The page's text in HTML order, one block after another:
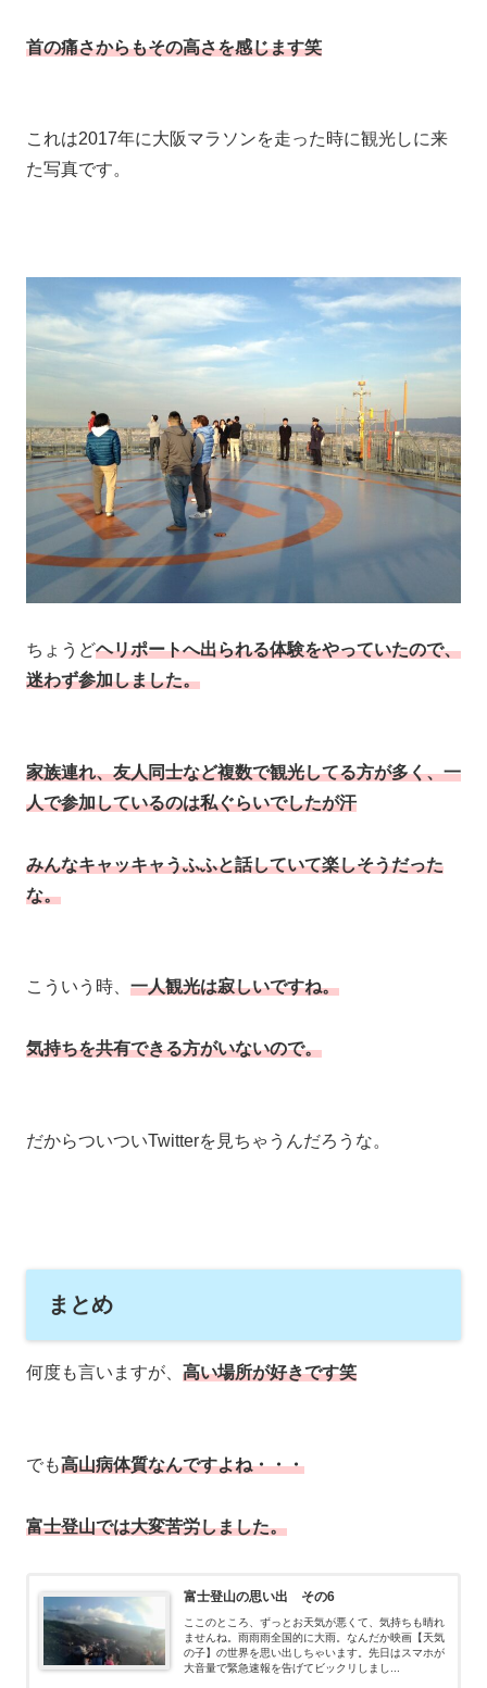
首の痛さからもその高さを感じます笑
これは2017年に大阪マラソンを走った時に観光しに来
た写真です。
ちょうどヘリポートへ出られる体験をやっていたので、
迷わず参加しました。
家族連れ、友人同士など複数で観光してる方が多く、一
人で参加しているのは私ぐらいでしたが汗
みんなキャッキャうふふと話していて楽しそうだった
な。
こういう時、 一人観光は寂しいですね。
気持ちを共有できる方がいないので。
だからついついTwitterを見ちゃうんだろうな。
まとめ
何度も言いますが、 高い場所が好きです笑
でも高山病体質なんですよね・・・
富士登山では大変苦労しました。
富士登山の思い出 その6
ここのところ、ずっとお天気が悪くて、気持ちも晴れ
ませんね。雨雨雨全国的に大雨。なんだか映画【天気
の子】の世界を思い出しちゃいます。先日はスマホが
大音量で緊急速報を告げてビックリしまし...